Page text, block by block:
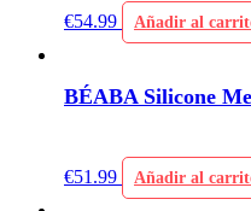
€54.99 Añadir al
BÉABA Silicone
€51.99 Añadir al